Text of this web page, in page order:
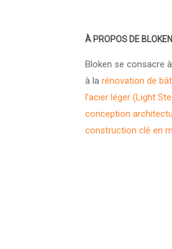
À PROPOS DE BLOKEN
Bloken se consacre
à larénovation de
l’acier léger (Light
conception
construction clé en